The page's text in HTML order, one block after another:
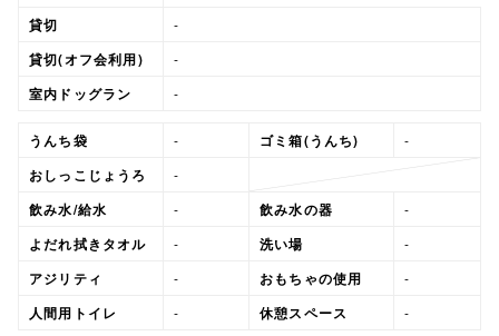
貸切 -
貸切(オフ会利用) -
室内ドッグラン -
うんち袋 - ゴミ箱(うんち) -
おしっこじょうろ -
飲み水/給水 - 飲み水の器 -
よだれ拭きタオル - 洗い場 -
アジリティ - おもちゃの使用 -
人間用トイレ - 休憩スペース -